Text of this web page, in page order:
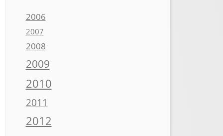
2006
2007
2008
2009
2010
2011
2012